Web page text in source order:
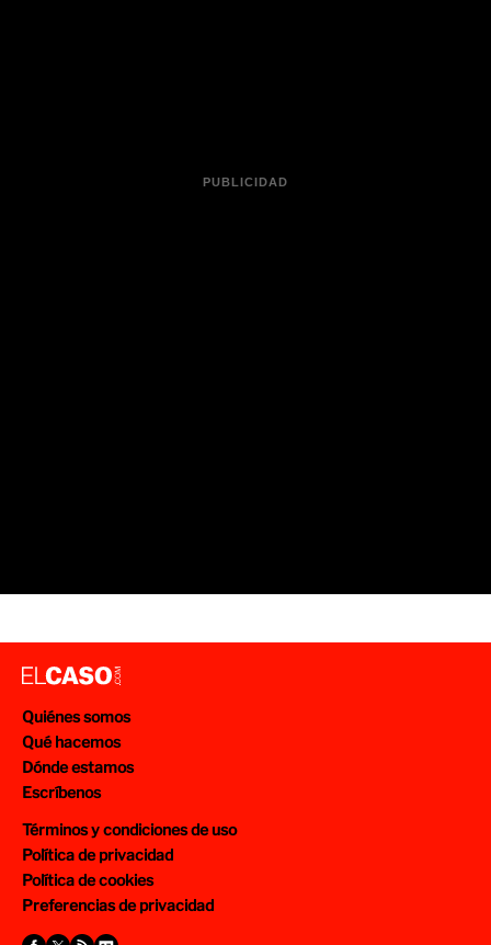
Quiénes somos
Qué hacemos
Dónde estamos
Escríbenos
Términos y condiciones de uso
Política de privacidad
Política de cookies
Preferencias de privacidad